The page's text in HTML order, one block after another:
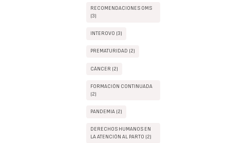
RECOMENDACIONES OMS
(3)
INTEROVO (3)
PREMATURIDAD (2)
CÁNCER (2)
FORMACIÓN CONTINUADA
(2)
PANDEMIA (2)
DERECHOS HUMANOS EN
LA ATENCIÓN AL PARTO (2)